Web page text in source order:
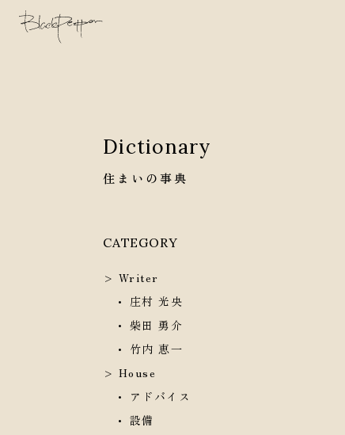
Dictionary
住まいの事典
CATEGORY
Writer
庄村 光央
柴田 勇介
竹内 恵一
House
アドバイス
設備